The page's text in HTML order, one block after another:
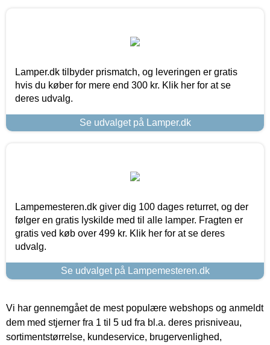
Lamper.dk tilbyder prismatch, og leveringen er gratis
hvis du køber for mere end 300 kr. Klik her for at se
deres udvalg.
Se udvalget på Lamper.dk
Lampemesteren.dk giver dig 100 dages returret, og der
følger en gratis lyskilde med til alle lamper. Fragten er
gratis ved køb over 499 kr. Klik her for at se deres
udvalg.
Se udvalget på Lampemesteren.dk
Vi har gennemgået de mest populære webshops og anmeldt
dem med stjerner fra 1 til 5 ud fra bl.a. deres prisniveau,
sortimentstørrelse, kundeservice, brugervenlighed,